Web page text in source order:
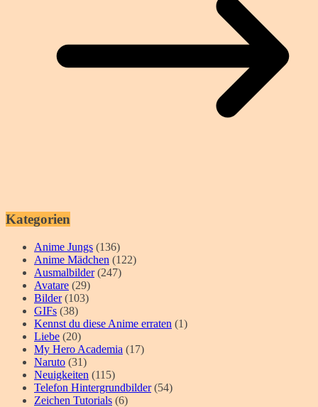
Kategorien
Anime Jungs (136)
Anime Mädchen (122)
Ausmalbilder(247)
Avatare (29)
Bilder(103)
GIFs (38)
Kennst du diese Anime erraten (1)
Liebe (20)
My Hero Academia (17)
Naruto (31)
Neuigkeiten (115)
Telefon Hintergrundbilder(54)
Zeichen Tutorials (6)